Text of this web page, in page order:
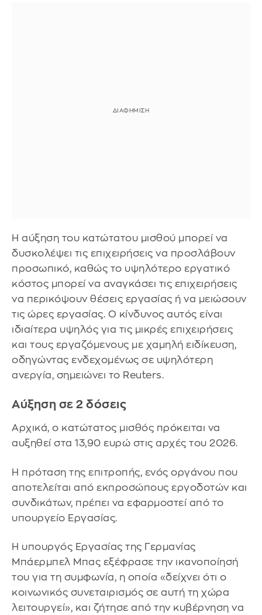
Η αύξηση του κατώτατου μισθού μπορεί να
δυσκολέψει τις επιχειρήσεις να προσλάβουν
προσωπικό, καθώς το υψηλότερο εργατικό
κόστος μπορεί να αναγκάσει τις επιχειρήσεις
να περικόψουν θέσεις εργασίας ή να μειώσουν
τις ώρες εργασίας. Ο κίνδυνος αυτός είναι
ιδιαίτερα υψηλός για τις μικρές επιχειρήσεις
και τους εργαζόμενους με χαμηλή ειδίκευση,
οδηγώντας ενδεχομένως σε υψηλότερη
ανεργία, σημειώνει το Reuters.
Αύξηση σε 2 δόσεις
Αρχικά, ο κατώτατος μισθός πρόκειται να
αυξηθεί στα 13,90 ευρώ στις αρχές του 2026.
Η πρόταση της επιτροπής, ενός οργάνου που
αποτελείται από εκπροσώπους εργοδοτών και
συνδικάτων, πρέπει να εφαρμοστεί από το
υπουργείο Εργασίας.
Η υπουργός Εργασίας της Γερμανίας
Μπάερμπελ Μπας εξέφρασε την ικανοποίησή
του για τη συμφωνία, η οποία «δείχνει ότι ο
κοινωνικός συνεταιρισμός σε αυτή τη χώρα
λειτουργεί», και ζήτησε από την κυβέρνηση να